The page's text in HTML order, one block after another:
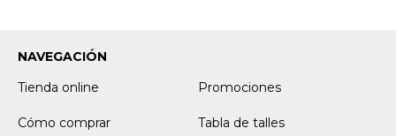
NAVEGACIÓN
Tienda online
Promociones
Cómo comprar Tabla de talles